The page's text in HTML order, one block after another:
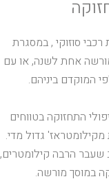
סוזוקי , במסגרת
אחת לשנה, או עם
התחזוקה בטווחים
מקילומטראז' גדול מדי.
שעבר הרבה קילומטרים,
במוסך מורשה.